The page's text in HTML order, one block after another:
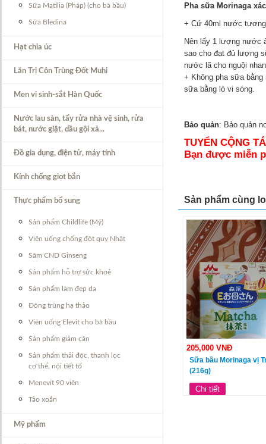
Sữa Matilia (Pháp) (cho bà bầu)
Sữa Bledina
Hạt chia úc
Lăn Trị Côn Trùng Đốt Muhi
Men vi sinh-sắt Hàn Quốc
Nước lau sàn, tẩy rửa nhà vệ sinh, rửa
bát, nước giặt, dầu gội xả...
Đồ gia dụng, điện tử, máy tính
Kính chống giọt bắn
Thực phẩm bổ sung
Sản phẩm Childlife (Mỹ)
Viên uống chống đột quỵ Nhật
Sâm CND Ginseng
Sản phẩm hỗ trợ sức khoẻ
Sản phẩm làm đẹp da
Đông trùng hạ thảo
Viên uống Elevit cho bà bầu
Sản phẩm giảm cân
Sản phẩm thải độc, thanh lọc
cơ thể, nội tiết tố
Menevit 90 viên
Tảo xoắn
Mỹ phẩm
Pha sữa Morinaga
+ Cứ 40ml nước
Nên lấy 1 lượng nước
sao cho đạt đủ lượng
nước lã cho nguội
+ Không pha sữa
sữa bằng lò vi sóng.
Bảo quản: Bảo quản
TUYỂN CỘNG
Bạn được miễn
Sản phẩm cùng
205,000 VNĐ
Sữa bầu Morinaga vị
(216g)
Chi tiết